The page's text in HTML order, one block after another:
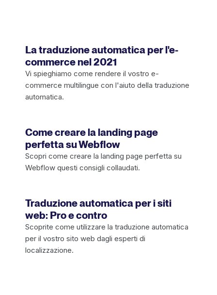
La traduzione automatica per l'e-
commerce nel 2021
Vi spieghiamo come rendere il vostro e-
commerce multilingue con l'aiuto della traduzione
automatica.
Come creare la landing page
perfetta su Webflow
Scopri come creare la landing page perfetta su
Webflow questi consigli collaudati.
Traduzione automatica per i siti
web: Pro e contro
Scoprite come utilizzare la traduzione automatica
per il vostro sito web dagli esperti di
localizzazione.